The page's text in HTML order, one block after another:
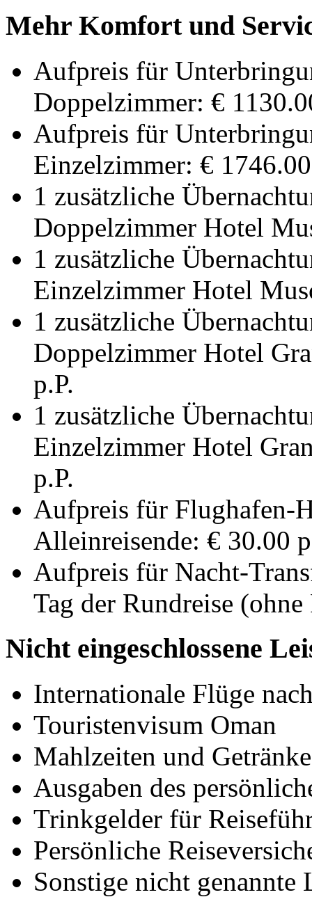
Mehr Komfort und
Aufpreis für
Doppelzimmer: €
Aufpreis für
Einzelzimmer: €
1 zusätzliche
Doppelzimmer Hotel
1 zusätzliche
Einzelzimmer Hotel
1 zusätzliche
Doppelzimmer Hotel
p.P.
1 zusätzliche
Einzelzimmer Hotel
p.P.
Aufpreis für Flughafen-
Alleinreisende: € 30.00
Aufpreis für Nacht-
Tag der Rundreise
Nicht eingeschlossene
Internationale Flüge
Touristenvisum Oman
Mahlzeiten und
Ausgaben des
Trinkgelder für
Persönliche
Sonstige nicht genannte